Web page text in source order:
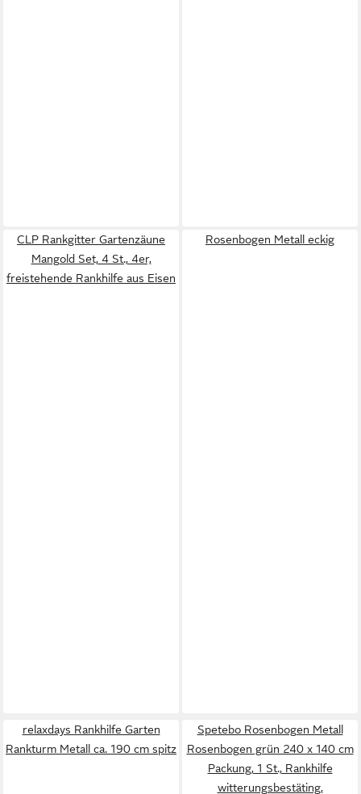
CLP Rankgitter Gartenzäune
Mangold Set, 4 St., 4er,
freistehende Rankhilfe aus Eisen
Rosenbogen Metall eckig
relaxdays Rankhilfe Garten
Rankturm Metall ca. 190 cm spitz
Spetebo Rosenbogen Metall
Rosenbogen grün 240 x 140 cm
Packung, 1 St., Rankhilfe
witterungsbestäting,